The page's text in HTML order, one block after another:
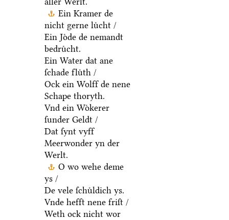
Ein Kramer de
nicht gerne luͤcht /
Ein Joͤde de nemandt
bedruͤcht.
Ein Water dat ane
ſchade fluͤth /
Ock ein Wolff de nene
Schape thoryth.
Vnd ein Woͤkerer
ſunder Geldt /
Dat ſynt vyff
Meerwonder yn der
Werlt.
O wo wehe deme
ys /
De vele ſchuͤldich ys.
Vnde hefft nene friſt /
Weth ock nicht wor